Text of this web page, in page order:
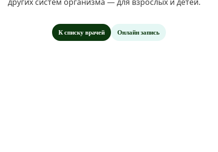
К списку врачей Онлайн запись